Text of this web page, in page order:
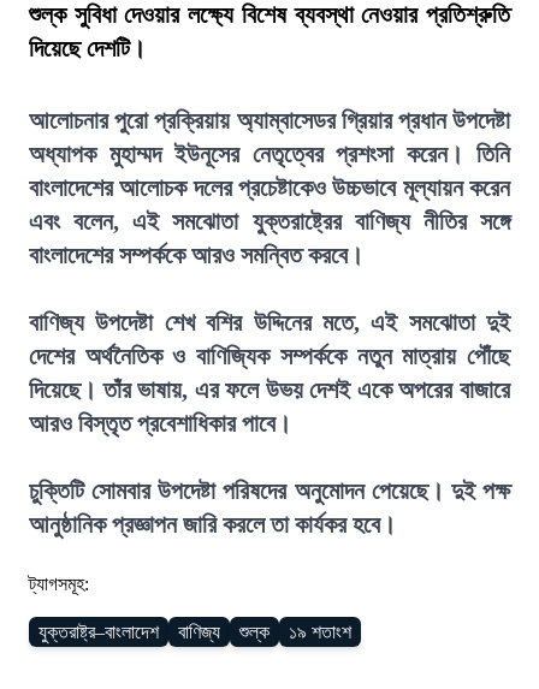
শুল্ক সুবিধা দেওয়ার লক্ষ্যে বিশেষ ব্যবস্থা নেওয়ার প্রতিশ্রুতি
দিয়েছে দেশটি।
আলোচনার পুরো প্রক্রিয়ায় অ্যাম্বাসেডর গ্রিয়ার প্রধান উপদেষ্টা
অধ্যাপক মুহাম্মদ ইউনূসের নেতৃত্বের প্রশংসা করেন। তিনি
বাংলাদেশের আলোচক দলের প্রচেষ্টাকেও উচ্চভাবে মূল্যায়ন করেন
এবং বলেন, এই সমঝোতা যুক্তরাষ্ট্রের বাণিজ্য নীতির সঙ্গে
বাংলাদেশের সম্পর্ককে আরও সমন্বিত করবে।
বাণিজ্য উপদেষ্টা শেখ বশির উদ্দিনের মতে, এই সমঝোতা দুই
দেশের অর্থনৈতিক ও বাণিজ্যিক সম্পর্ককে নতুন মাত্রায় পৌঁছে
দিয়েছে। তাঁর ভাষায়, এর ফলে উভয় দেশই একে অপরের বাজারে
আরও বিস্তৃত প্রবেশাধিকার পাবে।
চুক্তিটি সোমবার উপদেষ্টা পরিষদের অনুমোদন পেয়েছে। দুই পক্ষ
আনুষ্ঠানিক প্রজ্ঞাপন জারি করলে তা কার্যকর হবে।
ট্যাগসমূহ:
যুক্তরাষ্ট্র–বাংলাদেশ বাণিজ্য শুল্ক ১৯ শতাংশ